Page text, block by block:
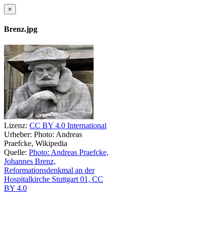
×
Brenz.jpg
Lizenz: CC BY 4.0 International
Urheber: Photo: Andreas
Praefcke, Wikipedia
Quelle: Photo: Andreas Praefcke,
Johannes Brenz,
Reformationsdenkmal an der
Hospitalkirche Stuttgart 01, CC
BY 4.0